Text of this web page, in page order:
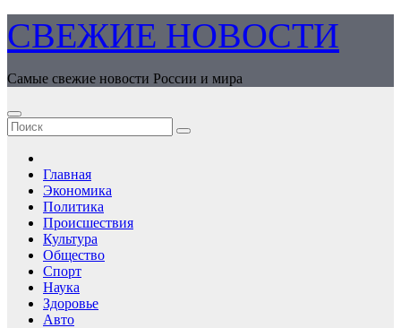
Перейти
к
содержимому
СВЕЖИЕ НОВОСТИ
Самые свежие новости России и мира
Главная
Экономика
Политика
Происшествия
Культура
Общество
Спорт
Наука
Здоровье
Авто